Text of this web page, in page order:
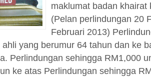
maklumat badan khairat
(Pelan perlindungan 20
Februari 2013)
yang berumur 64 tahun dan ke
Perlindungan sehingga RM1,000
ke atas Perlindungan sehingga